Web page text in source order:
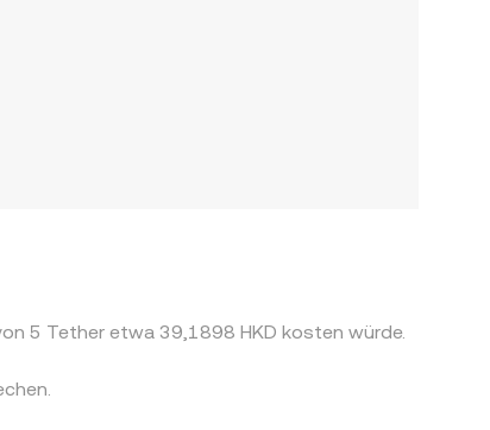
5 Tether etwa 39,1898 HKD kosten würde.